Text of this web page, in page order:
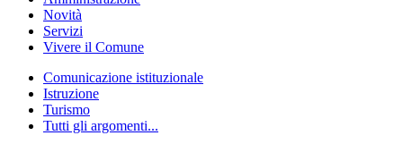
Novità
Servizi
Vivere il Comune
Comunicazione istituzionale
Istruzione
Turismo
Tutti gli argomenti...